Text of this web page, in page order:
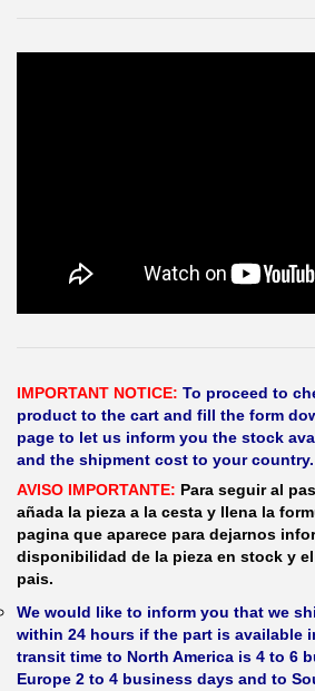
IMPORTANT NOTICE: To proceed to
product to the cart and fill the form
page to let us inform you the stock
and the shipment cost to your country.
AVISO IMPORTANTE: Para seguir al
añada la pieza a la cesta y llena la
pagina que aparece para dejarnos
disponibilidad de la pieza en stock y
pais.
We would like to inform you that we
within 24 hours if the part is available
transit time to North America is 4 to 6
Europe 2 to 4 business days and to